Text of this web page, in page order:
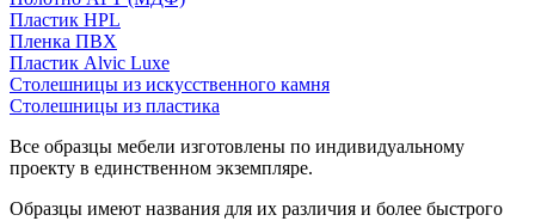
Пластик HPL
Пленка ПВХ
Пластик Alvic Luxe
Столешницы из искусственного камня
Столешницы из пластика
Все образцы мебели изготовлены по индивидуальному
проекту в единственном экземпляре.
Образцы имеют названия для их различия и более быстрого